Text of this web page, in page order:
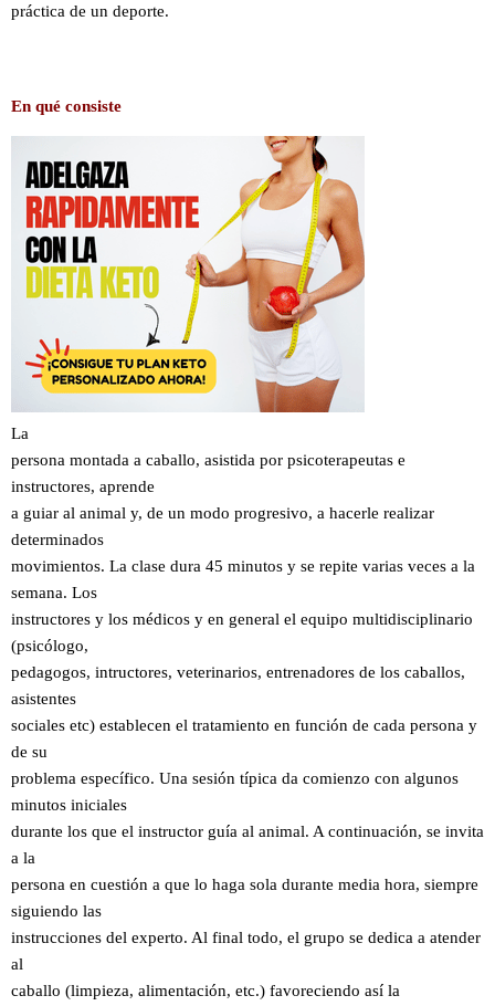
práctica de un deporte.
En qué consiste
La
persona montada a caballo, asistida por psicoterapeutas e
instructores, aprende
a guiar al animal y, de un modo progresivo, a hacerle realizar
determinados
movimientos. La clase dura 45 minutos y se repite varias veces a la
semana. Los
instructores y los médicos y en general el equipo multidisciplinario
(psicólogo,
pedagogos, intructores, veterinarios, entrenadores de los caballos,
asistentes
sociales etc) establecen el tratamiento en función de cada persona y
de su
problema específico. Una sesión típica da comienzo con algunos
minutos iniciales
durante los que el instructor guía al animal. A continuación, se invita
a la
persona en cuestión a que lo haga sola durante media hora, siempre
siguiendo las
instrucciones del experto. Al final todo, el grupo se dedica a atender
al
caballo (limpieza, alimentación, etc.) favoreciendo así la